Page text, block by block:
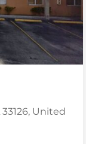
33126, United